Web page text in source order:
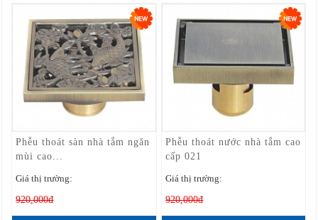
Phễu thoát sàn nhà tắm ngăn
mùi cao...
Giá thị trường:
920,000đ
Phễu thoát nước nhà tắm cao
cấp 021
Giá thị trường:
920,000đ